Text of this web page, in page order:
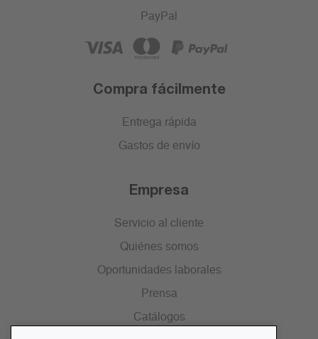
PayPal
Compra fácilmente
Entrega rápida
Gastos de envío
Empresa
Servicio al cliente
Quiénes somos
Oportunidades laborales
Prensa
Catálogos